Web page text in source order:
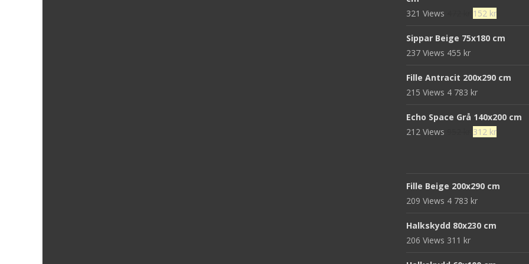
680 kr.439 kr.
321 Views
Det
priset
152 krDet
priset
Sippar Beige 75x180 cm
237 Views 455 kr
Fille Antracit 200x290 cm
215 Views 4 783 kr
Echo Space Grå 140x200 cm
212 Views
Det
952 kr.
312 krDet
312 kr.
Fille Beige 200x290 cm
209 Views 4 783 kr
Halkskydd 80x230 cm
206 Views 311 kr